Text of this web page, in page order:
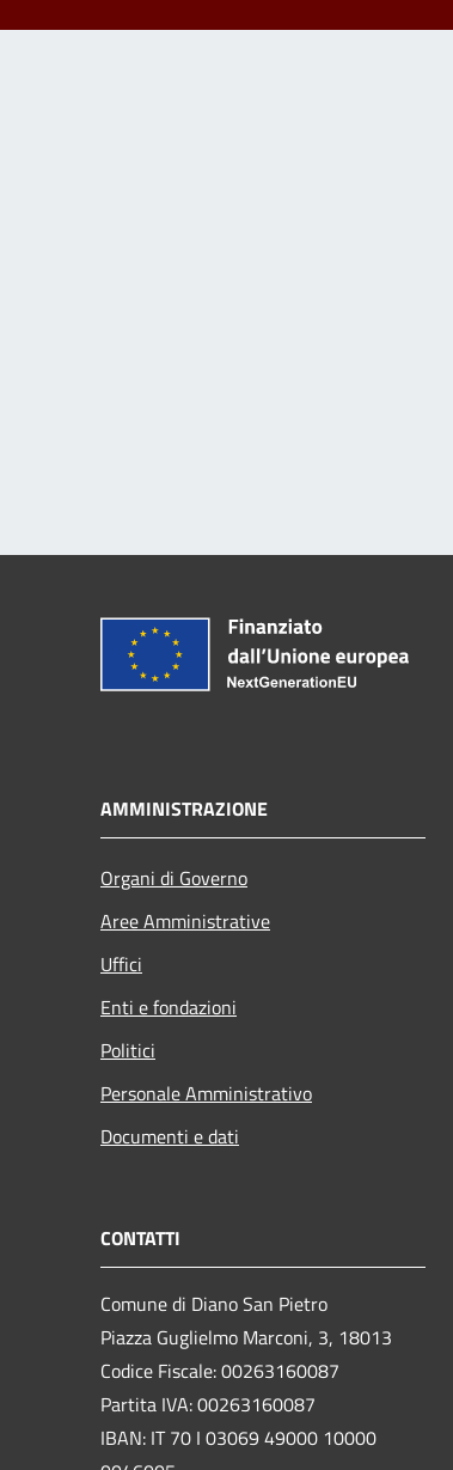
AMMINISTRAZIONE
Organi di Governo
Aree Amministrative
Uffici
Enti e fondazioni
Politici
Personale Amministrativo
Documenti e dati
CONTATTI
Comune di Diano San Pietro
Piazza Guglielmo Marconi, 3, 18013
Codice Fiscale: 00263160087
Partita IVA: 00263160087
IBAN: IT 70 I 03069 49000 10000